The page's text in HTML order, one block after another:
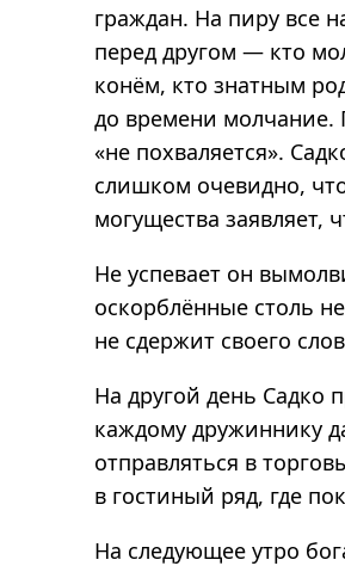
граждан. На пиру все
перед другом — кто
конём, кто знатным
до времени молчание.
«не похваляется».
слишком очевидно,
могущества заявляет,
Не успевает он
оскорблённые столь
не сдержит своего
На другой день Садко
каждому дружиннику
отправляться в
в гостиный ряд, где
На следующее утро